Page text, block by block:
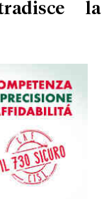
la